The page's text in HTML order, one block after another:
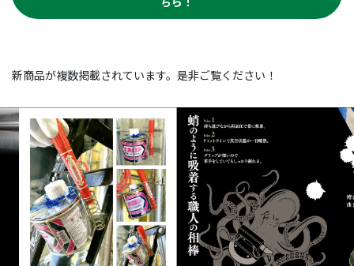
新商品が複数掲載されています。是非ご覧ください！